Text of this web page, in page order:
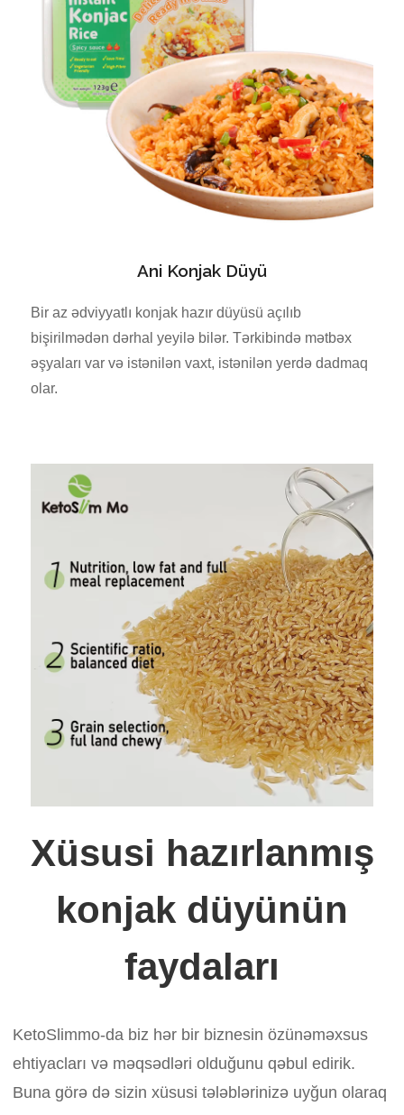
Ani Konjak Düyü
Bir az ədviyyatlı konjak hazır düyüsü açılıb
bişirilmədən dərhal yeyilə bilər. Tərkibində mətbəx
əşyaları var və istənilən vaxt, istənilən yerdə dadmaq
olar.
Xüsusi hazırlanmış
konjak düyünün
faydaları
KetoSlimmo-da biz hər bir biznesin özünəməxsus
ehtiyacları və məqsədləri olduğunu qəbul edirik.
Buna görə də sizin xüsusi tələblərinizə uyğun olaraq